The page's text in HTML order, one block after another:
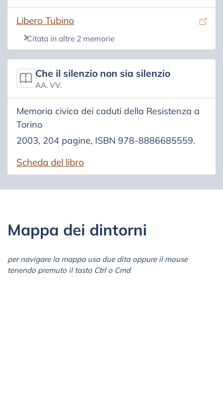
Libero Tubino
(si apre in una nuova scheda)
Citata in altre 2 memorie
Che il silenzio non sia silenzio
AA. VV.
Memoria civica dei caduti della Resistenza a
Torino
2003, 204 pagine, ISBN 978-8886685559.
Scheda del libro
Mappa dei dintorni
per navigare la mappa usa due dita oppure il mouse
tenendo premuto il tasto Ctrl o Cmd